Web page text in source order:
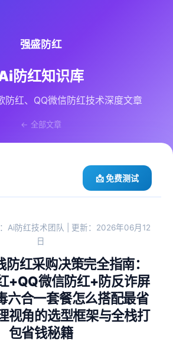
强盛防红
防红知识库
防红、QQ微信防红技术深度文章
← 全部文章
📩 免费测试
Ai防红技术团队 | 更新：2026年06月12
日
红采购决策完全指南：
+QQ微信防红+防反诈屏
六合一套餐怎么搭配最省
视角的选型框架与全栈打
包省钱秘籍